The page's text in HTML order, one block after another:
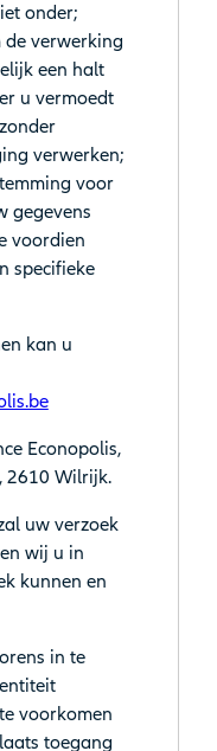
onder;
de verwerking
een halt
u vermoedt
verwerken;
voor
gegevens
voordien
specifieke
kan u
Econopolis,
2610 Wilrijk.
uw verzoek
wij u in
kunnen en
in te
voorkomen
toegang